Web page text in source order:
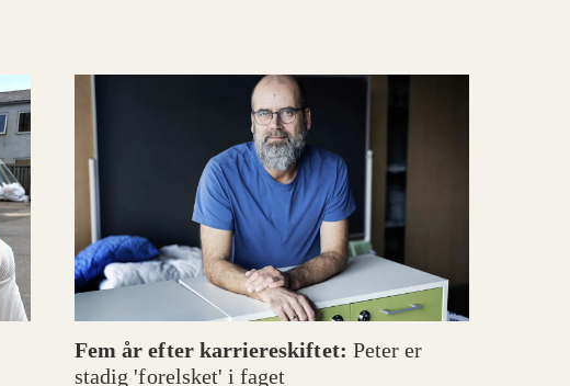
Fem år efter karriereskiftet: Peter er
stadig 'forelsket' i faget